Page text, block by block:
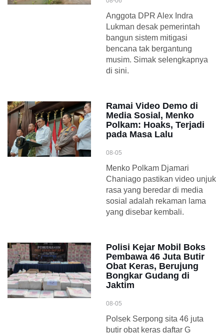
Anggota DPR Alex Indra
Lukman desak pemerintah
bangun sistem mitigasi
bencana tak bergantung
musim. Simak selengkapnya
di sini.
Ramai Video Demo di
Media Sosial, Menko
Polkam: Hoaks, Terjadi
pada Masa Lalu
08-05
Menko Polkam Djamari
Chaniago pastikan video unjuk
rasa yang beredar di media
sosial adalah rekaman lama
yang disebar kembali.
Polisi Kejar Mobil Boks
Pembawa 46 Juta Butir
Obat Keras, Berujung
Bongkar Gudang di
Jaktim
08-05
Polsek Serpong sita 46 juta
butir obat keras daftar G